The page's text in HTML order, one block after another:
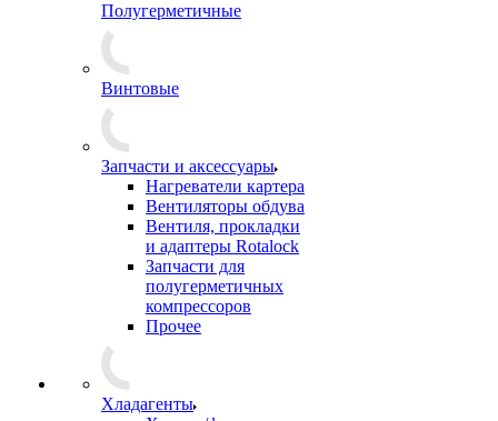
Полугерметичные
Винтовые
Запчасти и аксессуары
Нагреватели картера
Вентиляторы обдува
Вентиля, прокладки
и адаптеры Rotalock
Запчасти для
полугерметичных
компрессоров
Прочее
Хладагенты